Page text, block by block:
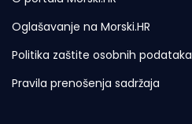
Oglašavanje na Morski.HR
Politika zaštite osobnih podataka
Pravila prenošenja sadržaja